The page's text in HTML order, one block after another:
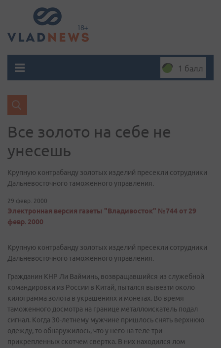
1 балл
Все золото на себе не
унесешь
Крупную контрабанду золотых изделий пресекли сотрудники
Дальневосточного таможенного управления.
29 февр. 2000
Электронная версия газеты "Владивосток" №744 от 29
февр. 2000
Крупную контрабанду золотых изделий пресекли сотрудники
Дальневосточного таможенного управления.
Гражданин КНР Ли Вайминь, возвращавшийся из служебной
командировки из России в Китай, пытался вывезти около
килограмма золота в украшениях и монетах. Во время
таможенного досмотра на границе металлоискатель подал
сигнал. Когда 30-летнему мужчине пришлось снять верхнюю
одежду, то обнаружилось, что у него на теле три
прикрепленных скотчем свертка. В них находился лом